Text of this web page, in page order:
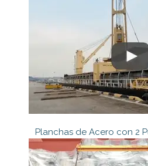
Planchas de Acero con 2